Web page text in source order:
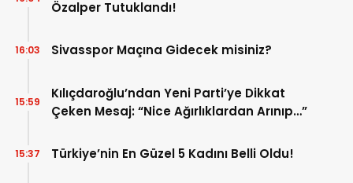
Özalper Tutuklandı!
Sivasspor Maçına Gidecek misiniz?
16:03
Kılıçdaroğlu’ndan Yeni Parti’ye Dikkat
Çeken Mesaj: “Nice Ağırlıklardan Arınıp…”
15:59
Türkiye’nin En Güzel 5 Kadını Belli Oldu!
15:37